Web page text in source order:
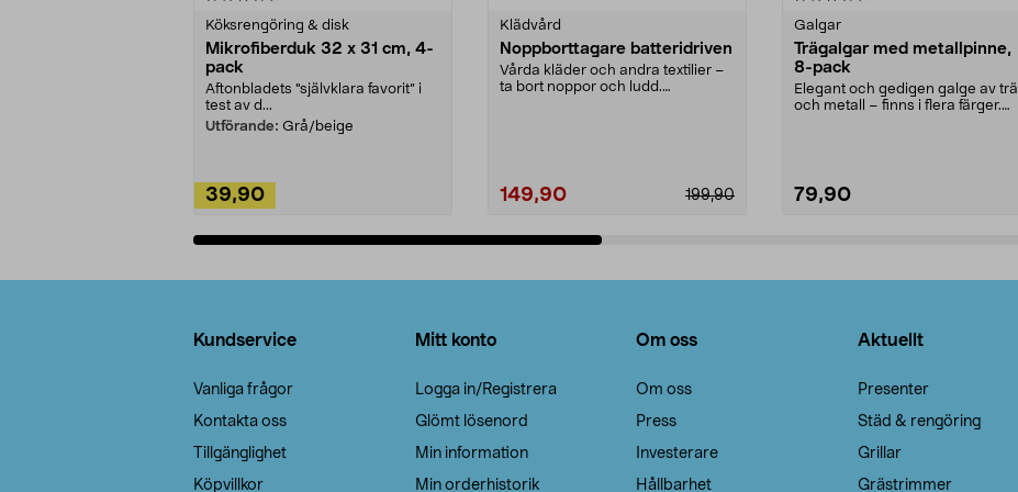
Köksrengöring & disk
Mikrofiberduk 32 x 31 cm, 4-
pack
Aftonbladets "självklara favorit” i
test av d...
Utförande: Grå/beige
39,90
Klädvård
Noppborttagare batteridriven
Vårda kläder och andra textilier –
ta bort noppor och ludd.
199,90
149,90
Galgar
Trägalgar med metallpinne,
8-pack
Elegant och gedigen galge av trä
och metall – finns i flera färger.
79,90
Kundservice
Vanliga frågor
Kontakta oss
Tillgänglighet
Köpvillkor
Mitt konto
Logga in/Registrera
Glömt lösenord
Min information
Min orderhistorik
Om oss
Om oss
Press
Investerare
Hållbarhet
Aktuellt
Presenter
Städ & rengöring
Grillar
Grästrimmer